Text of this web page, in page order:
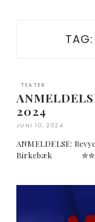
TAG:
TEATER
2024
JUNI 10, 2024
ANMELDELSE:
Birkebæk